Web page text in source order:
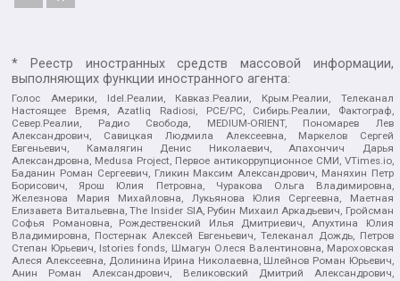
* Реестр иностранных средств массовой информации,
выполняющих функции иностранного агента:
Голос Америки, Idel.Реалии, Кавказ.Реалии, Крым.Реалии, Телеканал
Настоящее Время, Azatliq Radiosi, PCE/PC, Сибирь.Реалии, Фактограф,
Север.Реалии, Радио Свобода, MEDIUM-ORIENT, Пономарев Лев
Александрович, Савицкая Людмила Алексеевна, Маркелов Сергей
Евгеньевич, Камалягин Денис Николаевич, Апахончич Дарья
Александровна, Medusa Project, Первое антикоррупционное СМИ, VTimes.io,
Баданин Роман Сергеевич, Гликин Максим Александрович, Маняхин Петр
Борисович, Ярош Юлия Петровна, Чуракова Ольга Владимировна,
Железнова Мария Михайловна, Лукьянова Юлия Сергеевна, Маетная
Елизавета Витальевна, The Insider SIA, Рубин Михаил Аркадьевич, Гройсман
Софья Романовна, Рождественский Илья Дмитриевич, Апухтина Юлия
Владимировна, Постернак Алексей Евгеньевич, Телеканал Дождь, Петров
Степан Юрьевич, Istories fonds, Шмагун Олеся Валентиновна, Мароховская
Алеся Алексеевна, Долинина Ирина Николаевна, Шлейнов Роман Юрьевич,
Анин Роман Александрович, Великовский Дмитрий Александрович,